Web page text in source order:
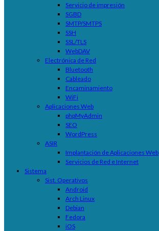
Servicio de impresión
SGBD
SMTP/SMTPS
SSH
SSL/TLS
WebDAV
Electrónica de Red
Bluetooth
Cableado
Encaminamiento
WiFi
Aplicaciones Web
phpMyAdmin
SEO
WordPress
ASIR
Implantación de Aplicaciones Web
Servicios de Red e Internet
Sistema
Sist. Operativos
Android
Arch Linux
Debian
Fedora
iOS